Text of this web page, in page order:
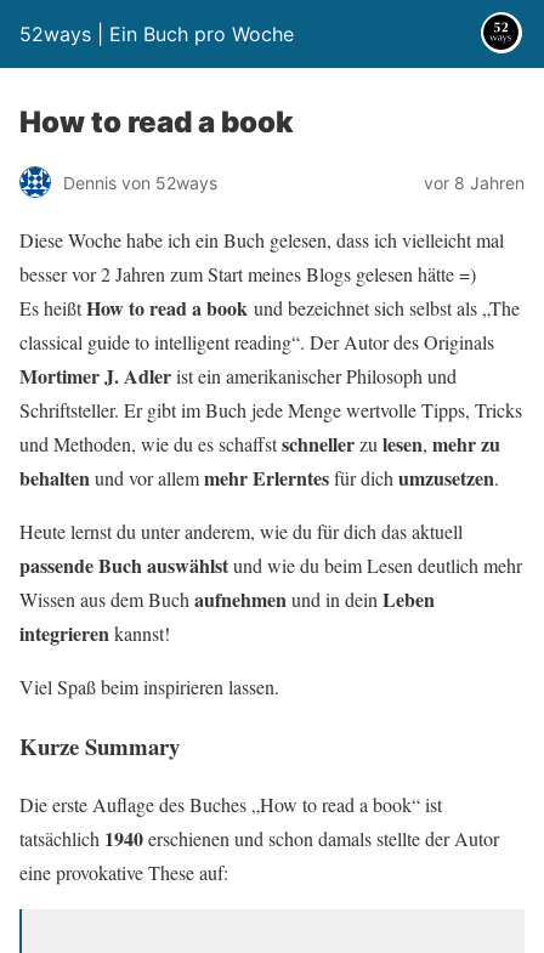
52ways | Ein Buch pro Woche
How to read a book
Dennis von 52ways vor 8 Jahren
Diese Woche habe ich ein Buch gelesen, dass ich vielleicht mal
besser vor 2 Jahren zum Start meines Blogs gelesen hätte =)
Es heißtHow to read a book und bezeichnet sich selbst als „The
classical guide to intelligent reading“. Der Autor des Originals
Mortimer J. Adlerist ein amerikanischer Philosoph und
Schriftsteller. Er gibt im Buch jede Menge wertvolle Tipps, Tricks
und Methoden, wie du es schaffstschnellerzu lesen, mehr zu
behaltenund vor allemmehr Erlerntesfür dich umzusetzen.
Heute lernst du unter anderem, wie du für dich das aktuell
passendeBuchauswählstund wie du beim Lesen deutlich mehr
Wissen aus dem Buch aufnehmenund in dein Leben
integrierenkannst!
Viel Spaß beim inspirieren lassen.
Kurze Summary
Die erste Auflage des Buches „How to read a book“ ist
tatsächlich 1940erschienen und schon damals stellte der Autor
eine provokative These auf: